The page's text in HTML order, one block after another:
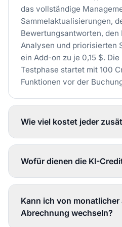
das vollständige
Sammelaktualisierungen,
Bewertungsantworten, den
Analysen und priorisierten
ein Add-on zu je 0,15 $.
Testphase startet mit 100
Funktionen vor der
Wie viel kostet jeder
Jeder Standort über die
6,60 $/Monat. So kommen
Grundpreis plus 52,80 $ für
Standorte = 61,80 $/
Wofür dienen die KI-
Die Credits treiben den KI-
Bewertungsantworten und
an. Jede automatische
Bewertung oder jede
Kann ich von
Abrechnung wechseln?